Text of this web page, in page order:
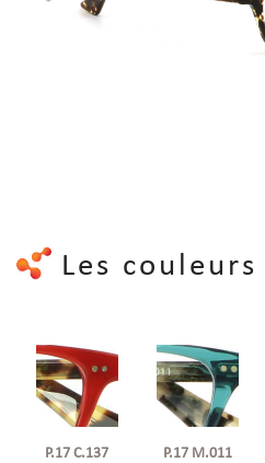
Les couleurs
P.17 C.137
P.17 M.011